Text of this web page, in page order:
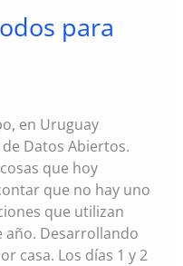
para
en Uruguay
Datos Abiertos.
que hoy
que no hay uno
que utilizan
año. Desarrollando
casa. Los días 1 y 2